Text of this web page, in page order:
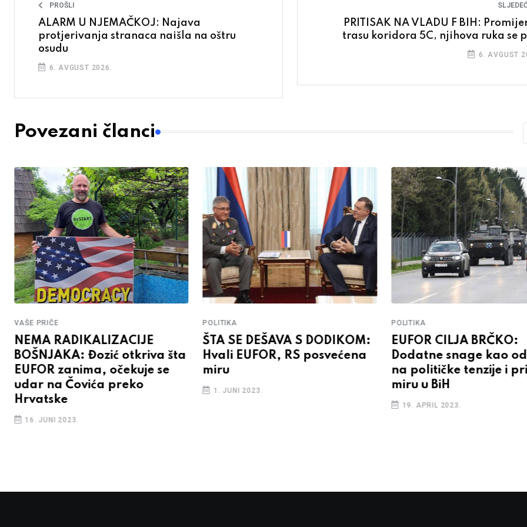
PROŠLI
ALARM U NJEMAČKOJ: Najava
protjerivanja stranaca naišla na oštru
osudu
6. AVGUST 2026.
PRITISAK NA VLADU F BIH:
trasu koridora 5C, njihova ruka se
6. AVGUST
Povezani članci
VAŠE PRIČE
NEMA RADIKALIZACIJE
BOŠNJAKA: Đozić otkriva šta
EUFOR zanima, očekuje se
udar na Čovića preko
Hrvatske
16. JUNI 2023.
POLITIKA
ŠTA SE DEŠAVA S DODIKOM:
Hvali EUFOR, RS posvećena
miru
1. JUNI 2023.
POLITIKA
EUFOR CILJA BRČKO:
Dodatne snage kao
na političke tenzije i
miru u BiH
19. APRIL 2023.